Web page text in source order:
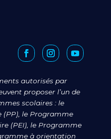
autorisés par
proposer l’un de
scolaires : le
le Programme
(PEI), le Programme
à orientation